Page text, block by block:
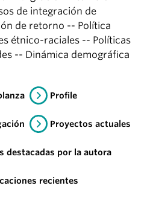
de integración de
de retorno -- Política
étnico-raciales -- Políticas
-- Dinámica demográfica
Profile
Proyectos actuales
destacadas por la autora
recientes